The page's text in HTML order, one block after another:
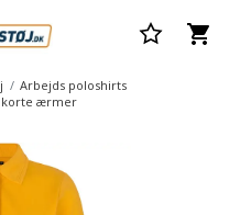
Arbejds poloshirts
korte ærmer